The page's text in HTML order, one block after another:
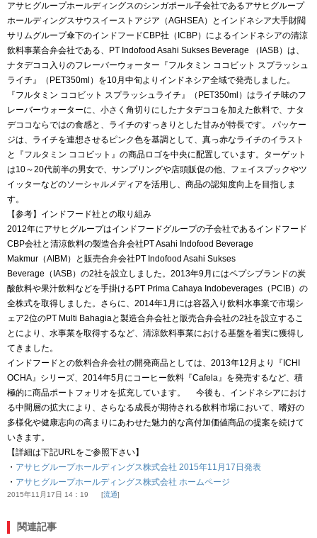
アサヒグループホールディングスのシンガポール子会社であるアサヒグループ
ホールディングスサウスイーストアジア（AGHSEA）とインドネシア大手財閥
サリムグループ傘下のインドフードCBP社（ICBP）によるインドネシアの清涼
飲料事業合弁会社である、PT Indofood Asahi Sukses Beverage （IASB）は、
ナタデココ入りのフレーバーウォーター『フルタミン ココビット スプラッシュ
ライチ』（PET350ml）を10月中旬よりインドネシア全域で発売しました。
『フルタミン ココビット スプラッシュライチ』（PET350ml）はライチ味のフ
レーバーウォーターに、小さく角切りにしたナタデココを加えた飲料で、ナタ
デココならではの食感と、ライチのすっきりとした甘みが特長です。 パッケー
ジは、ライチを連想させるピンク色を基調として、真っ赤なライチのイラスト
と『フルタミン ココビット』の商品ロゴを中央に配置しています。ターゲット
は10～20代前半の男女で、サンプリングや店頭販促の他、フェイスブックやツ
イッターなどのソーシャルメディアを活用し、商品の認知度向上を目指しま
す。
【参考】インドフード社との取り組み
2012年にアサヒグループはインドフードグループの子会社であるインドフード
CBP会社と清涼飲料の製造合弁会社PT Asahi Indofood Beverage
Makmur（AIBM）と販売合弁会社PT Indofood Asahi Sukses
Beverage（IASB）の2社を設立しました。2013年9月にはペプシブランドの炭
酸飲料や果汁飲料などを手掛けるPT Prima Cahaya Indobeverages（PCIB）の
全株式を取得しました。さらに、2014年1月には容器入り飲料水事業で市場シ
ェア2位のPT Multi Bahagiaと製造合弁会社と販売合弁会社の2社を設立するこ
とにより、水事業を取得するなど、清涼飲料事業における基盤を着実に獲得し
てきました。
インドフードとの飲料合弁会社の開発商品としては、2013年12月より『ICHI
OCHA』シリーズ、2014年5月にコーヒー飲料『Cafela』を発売するなど、積
極的に商品ポートフォリオを拡充しています。 今後も、インドネシアにおけ
る中間層の拡大により、さらなる成長が期待される飲料市場において、嗜好の
多様化や健康志向の高まりにあわせた魅力的な高付加価値商品の提案を続けて
いきます。
【詳細は下記URLをご参照下さい】
・ アサヒグループホールディングス株式会社 2015年11月17日発表
・ アサヒグループホールディングス株式会社 ホームページ
2015年11月17日 14：19 流通
関連記事